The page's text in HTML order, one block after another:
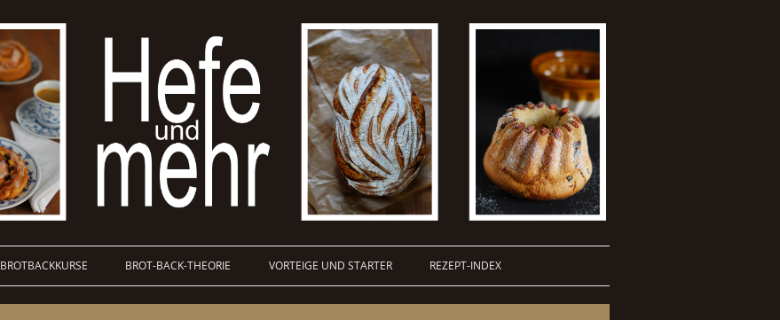
BROTBACKKURSE BROT-BACK-THEORIE VORTEIGE UND STARTER REZEPT-INDEX